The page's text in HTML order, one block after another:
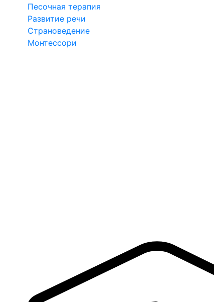
Песочная терапия
Развитие речи
Страноведение
Монтессори